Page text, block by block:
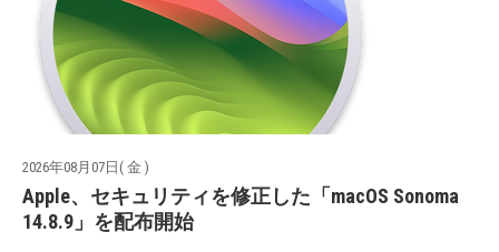
2026年08月07日( 金 )
Apple、セキュリティを修正した「macOS Sonoma
14.8.9」を配布開始